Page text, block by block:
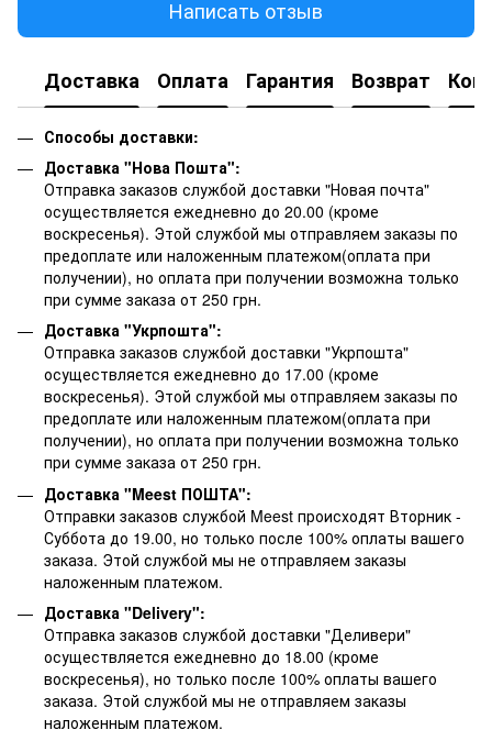
Написать отзыв
Доставка Оплата Гарантия Возврат
Способы доставки:
Доставка "Нова Пошта":
Отправка заказов службой доставки "Новая почта"
осуществляется ежедневно до 20.00 (кроме
воскресенья). Этой службой мы отправляем заказы по
предоплате или наложенным платежом(оплата при
получении), но оплата при получении возможна только
при сумме заказа от 250 грн.
Доставка "Укрпошта":
Отправка заказов службой доставки "Укрпошта"
осуществляется ежедневно до 17.00 (кроме
воскресенья). Этой службой мы отправляем заказы по
предоплате или наложенным платежом(оплата при
получении), но оплата при получении возможна только
при сумме заказа от 250 грн.
Доставка "Meest ПОШТА":
Отправки заказов службой Meest происходят Вторник -
Суббота до 19.00, но только после 100% оплаты вашего
заказа. Этой службой мы не отправляем заказы
наложенным платежом.
Доставка "Delivery":
Отправка заказов службой доставки "Деливери"
осуществляется ежедневно до 18.00 (кроме
воскресенья), но только после 100% оплаты вашего
заказа. Этой службой мы не отправляем заказы
наложенным платежом.